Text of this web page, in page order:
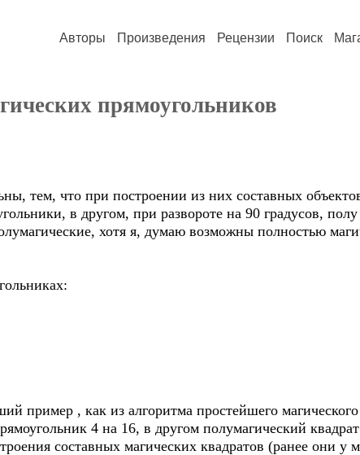
Авторы Произведения Рецензии Поиск
прямоугольников
тем, что при построении из них составных
в другом, при развороте на 90 градусов,
хотя я, думаю возможны полностью
пример , как из алгоритма простейшего
4 на 16, в другом полумагический
составных магических квадратов (ранее они у